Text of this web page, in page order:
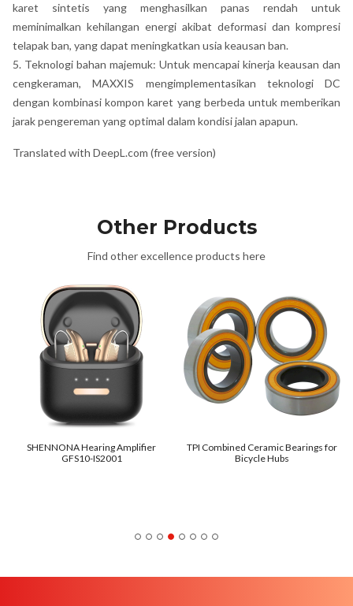
karet sintetis yang menghasilkan panas rendah untuk
meminimalkan kehilangan energi akibat deformasi dan kompresi
telapak ban, yang dapat meningkatkan usia keausan ban.
5. Teknologi bahan majemuk: Untuk mencapai kinerja keausan dan
cengkeraman, MAXXIS mengimplementasikan teknologi DC
dengan kombinasi kompon karet yang berbeda untuk memberikan
jarak pengereman yang optimal dalam kondisi jalan apapun.
Translated with DeepL.com (free version)
Other Products
Find other excellence products here
SHENNONA Hearing Amplifier
GFS10-IS2001
TPI Combined Ceramic Bearings for
Bicycle Hubs